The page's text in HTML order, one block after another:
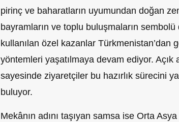
pirinç ve baharatların uyumundan doğan
bayramların ve toplu buluşmaların
kullanılan özel kazanlar Türkmenistan’dan
yöntemleri yaşatılmaya devam ediyor.
sayesinde ziyaretçiler bu hazırlık sürecini
buluyor.
Mekânın adını taşıyan samsa ise Orta Asya